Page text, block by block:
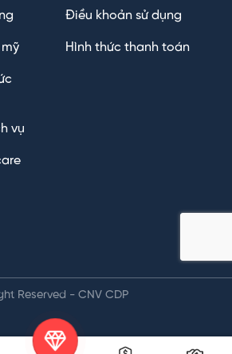
vụ
Điều khoản sử dụng
Hình thức thanh toán
Reserved - CNV CDP